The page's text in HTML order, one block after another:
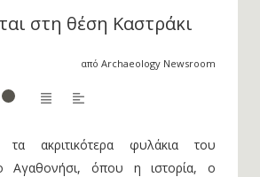
στη θέση Καστράκι
από Archaeology Newsroom
ακριτικότερα φυλάκια του
Αγαθονήσι, όπου η ιστορία, ο